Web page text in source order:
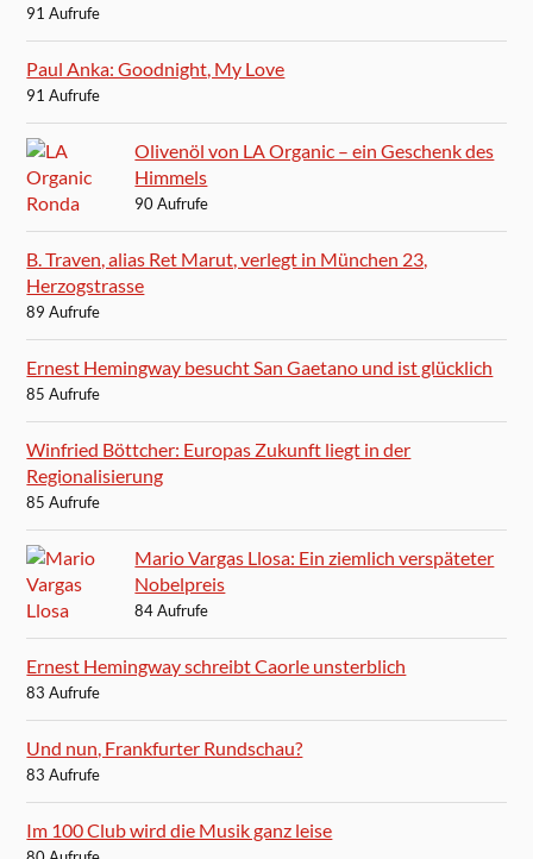
91 Aufrufe
Paul Anka: Goodnight, My Love
91 Aufrufe
Olivenöl von LA Organic – ein Geschenk des
Himmels
90 Aufrufe
B. Traven, alias Ret Marut, verlegt in München 23,
Herzogstrasse
89 Aufrufe
Ernest Hemingway besucht San Gaetano und ist glücklich
85 Aufrufe
Winfried Böttcher: Europas Zukunft liegt in der
Regionalisierung
85 Aufrufe
Mario Vargas Llosa: Ein ziemlich verspäteter
Nobelpreis
84 Aufrufe
Ernest Hemingway schreibt Caorle unsterblich
83 Aufrufe
Und nun, Frankfurter Rundschau?
83 Aufrufe
Im 100 Club wird die Musik ganz leise